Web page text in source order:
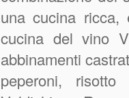
una cucina
cucina del vino
abbinamenti
peperoni,